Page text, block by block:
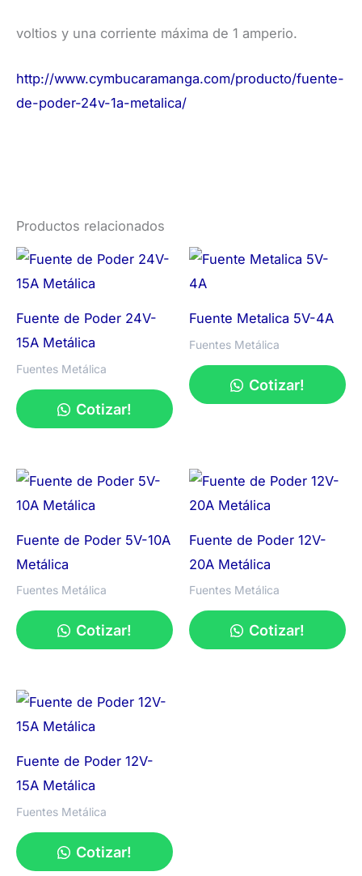
voltios y una corriente máxima de 1 amperio.
http://www.cymbucaramanga.com/producto/fuente-
de-poder-24v-1a-metalica/
Productos relacionados
Fuente de Poder 24V-
15A Metálica
Fuentes Metálica
Cotizar!
Fuente Metalica 5V-4A
Fuentes Metálica
Cotizar!
Fuente de Poder 5V-10A
Metálica
Fuentes Metálica
Cotizar!
Fuente de Poder 12V-
20A Metálica
Fuentes Metálica
Cotizar!
Fuente de Poder 12V-
15A Metálica
Fuentes Metálica
Cotizar!